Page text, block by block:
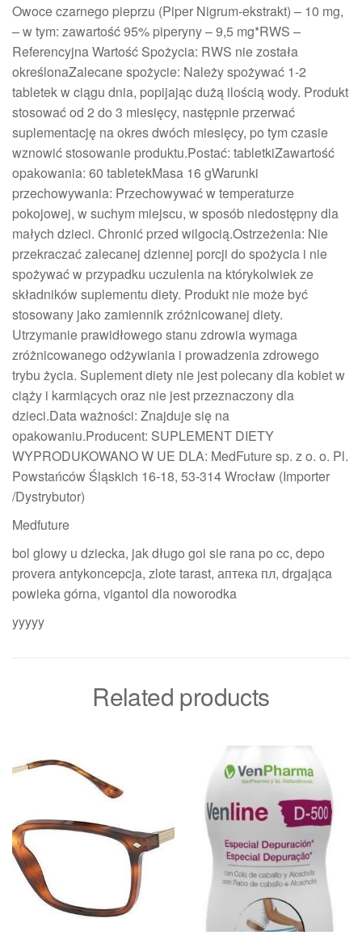
Owoce czarnego pieprzu (Piper Nigrum-ekstrakt) – 10 mg,
– w tym: zawartość 95% piperyny – 9,5 mg*RWS –
Referencyjna Wartość Spożycia: RWS nie została
określonaZalecane spożycie: Należy spożywać 1-2
tabletek w ciągu dnia, popijając dużą ilością wody. Produkt
stosować od 2 do 3 miesięcy, następnie przerwać
suplementację na okres dwóch miesięcy, po tym czasie
wznowić stosowanie produktu.Postać: tabletkiZawartość
opakowania: 60 tabletekMasa 16 gWarunki
przechowywania: Przechowywać w temperaturze
pokojowej, w suchym miejscu, w sposób niedostępny dla
małych dzieci. Chronić przed wilgocią.Ostrzeżenia: Nie
przekraczać zalecanej dziennej porcji do spożycia i nie
spożywać w przypadku uczulenia na którykolwiek ze
składników suplementu diety. Produkt nie może być
stosowany jako zamiennik zróżnicowanej diety.
Utrzymanie prawidłowego stanu zdrowia wymaga
zróżnicowanego odżywiania i prowadzenia zdrowego
trybu życia. Suplement diety nie jest polecany dla kobiet w
ciąży i karmiących oraz nie jest przeznaczony dla
dzieci.Data ważności: Znajduje się na
opakowaniu.Producent: SUPLEMENT DIETY
WYPRODUKOWANO W UE DLA: MedFuture sp. z o. o. Pl.
Powstańców Śląskich 16-18, 53-314 Wrocław (Importer
/Dystrybutor)
Medfuture
bol glowy u dziecka, jak długo goi sie rana po cc, depo
provera antykoncepcja, zlote tarast, аптека пл, drgająca
powieka górna, vigantol dla noworodka
yyyyy
Related products